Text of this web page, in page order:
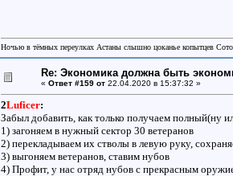
Ночью в тёмных переулках Астаны слышно цоканье копытцев
Re: Экономика должна быть
« Ответ #159 от 22.04.2020 в 15:37:32 »
2Luficer:
Забыл добавить, как только получаем полный(ну
1) загоняем в нужный сектор 30 ветеранов
2) перекладываем их стволы в левую руку,
3) выгоняем ветеранов, ставим нубов
4) Профит, у нас отряд нубов с прекрасным